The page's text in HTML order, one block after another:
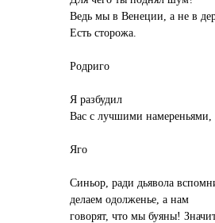
Ведь мы в Венеции, а не в
Есть сторожа.
Родриго
Я разбудил
Вас с лучшими намереньями,
Яго
Синьор, ради дьявола
делаем одолженье, а нам
говорят, что мы буяны!